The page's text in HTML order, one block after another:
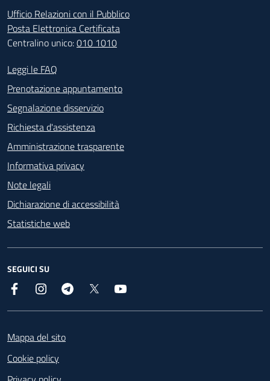
Ufficio Relazioni con il Pubblico
Posta Elettronica Certificata
Centralino unico:010 1010
Footer - Contatti
Leggi le FAQ
Prenotazione appuntamento
Segnalazione disservizio
Richiesta d'assistenza
Amministrazione trasparente
Informativa privacy
Note legali
Dichiarazione di accessibilità
Statistiche web
SEGUICI SU
Facebook InstagramTelegram
Mappa del sito
Cookie policy